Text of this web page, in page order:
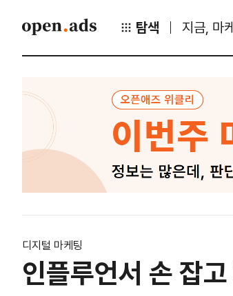
탐색 지금, 마
디지털 마케팅
인플루언서 손 잡